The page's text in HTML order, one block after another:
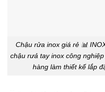
Chậu rửa inox giá rẻ 📊
chậu rưả tay inox công
hàng làm thiết kế lắp